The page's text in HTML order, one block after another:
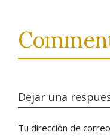
Dejar una
Tu dirección de